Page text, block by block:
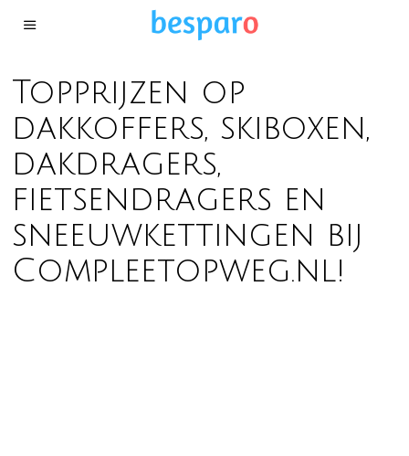
Topprijzen op
dakkoffers, skiboxen,
dakdragers,
fietsendragers en
sneeuwkettingen bij
Compleetopweg.nl!